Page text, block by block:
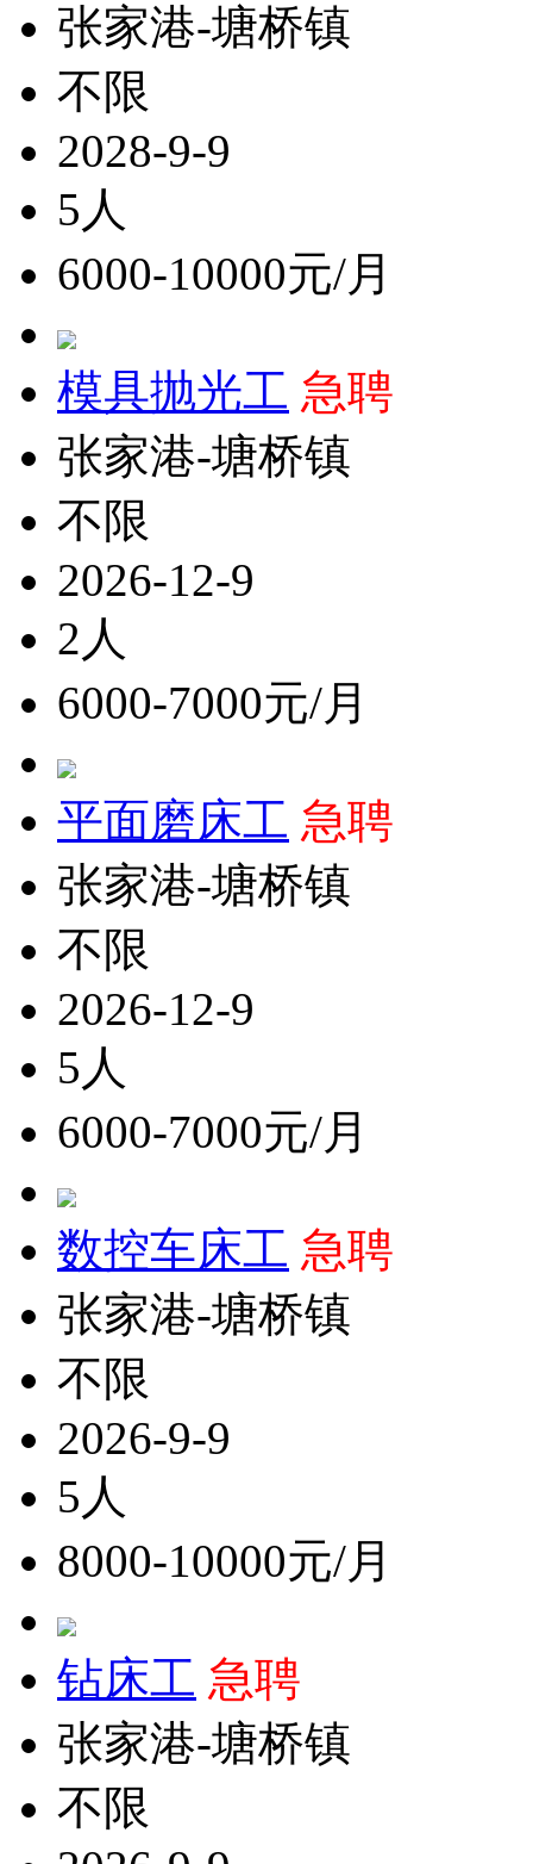
张家港-塘桥镇
不限
2028-9-9
5人
6000-10000元/月
模具抛光工 急聘
张家港-塘桥镇
不限
2026-12-9
2人
6000-7000元/月
平面磨床工 急聘
张家港-塘桥镇
不限
2026-12-9
5人
6000-7000元/月
数控车床工 急聘
张家港-塘桥镇
不限
2026-9-9
5人
8000-10000元/月
钻床工 急聘
张家港-塘桥镇
不限